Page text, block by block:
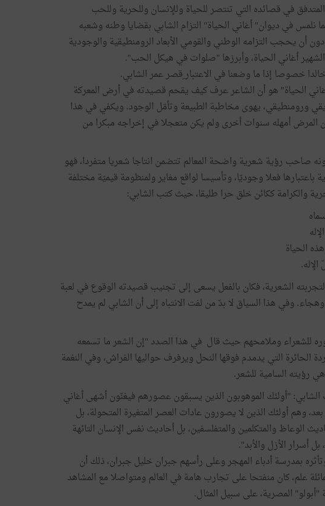
في قصائده التي تنتصر للحياة وللإنسان وللحرية وللحب
نلمس في ديوان" أغاني الحياة" التزام الشابي بقضايا وطنه وشعبه
أن يحجب التزامه الوطني والقومي الأبعاد الرومنطيقية والوجودية
أغاني الحياة، وأبرزها "صلوات في هيكل الحب".
خصوصا إذا ما وضعنا في الاعتبار ِقصر عمر الشابي.
الحياة" هو أن الشاعر عرف كيف يقحم قصيدته في أرض المعركة
ورومنطيقي، يهوى مخاطبة الطبيعة وتأمّل الوجود. ويكفي في هذا
المرض أمهله سنوات أخرى ولم يكن متعجلا في إخراجه مبكرا من
صاحب رؤية شعرية واضحة المعالم تتضمن انتاجا شعريا متفردا، فهو
فعلا وجوديّا، وتأسيسا لواقع مغاير ولمنظومة قيميّة مختلفة
والكرامة ككائن خلق حرا طليقا، حيث كتب الشابي:
الحياة
الشعرية، فكان بالفعل يسعى إلى تجنيب قصيدته الوقوع في لعبة
وفي هذا السياق لا بدّ من لفت الانتباه إلى أن الشابي لم يمدح
للشعراء وملامحهم حيث قال في هذا الصدد "إن الشعر ما تسمعه
التي يدمدم فوقها النحل ويرفرف حواليها الفراش، وفي النغمة
رؤيته السامية للشعر.
"أولئك الموهوبون الذين يسبقون عصورهم فيغنّون أشهى أغاني
وهم أولئك الذين لا يصورون عادات العصر المتغيرة المتحولة، بل
الوعاظ والمتكلمين والمتفلسفين، بل أحاديث نفس الإنسان التائهة
أسرار الأزل والأبد".
بمدرسة أدباء المهجر وعلى رأسهم جبران خليل جبران، ذلك أن
علم، كان منفتحا على تجارب هامة في العالم ومتواصلا مع المشاهد
المصرية، على سبيل المثال.